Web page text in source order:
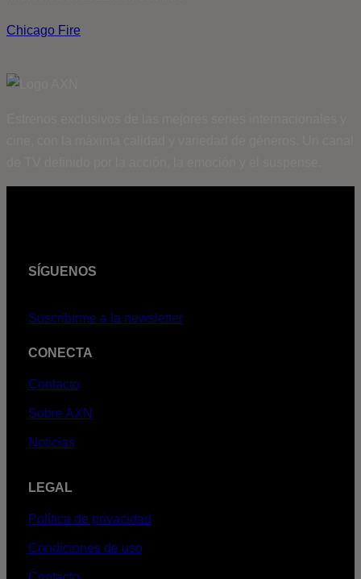
Chicago Fire
SÍGUENOS
Suscribirme a la newsletter
CONECTA
Contacto
Sobre AXN
Noticias
LEGAL
Política de privacidad
Condiciones de uso